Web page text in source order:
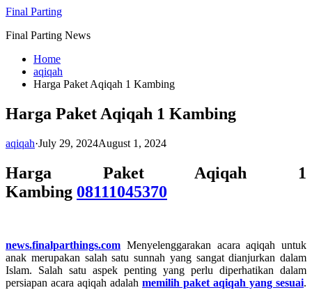
Skip
content
Final Parting
Final Parting News
Home
aqiqah
Harga Paket Aqiqah 1 Kambing
Harga Paket Aqiqah 1 Kambing
aqiqah·July 29, 2024August 1, 2024
Harga Paket Aqiqah 1
Kambing 08111045370
news.finalparthings.com Menyelenggarakan acara aqiqah untuk
anak merupakan salah satu sunnah yang sangat dianjurkan dalam
Islam. Salah satu aspek penting yang perlu diperhatikan dalam
persiapan acara aqiqah adalah memilih paket aqiqah yang sesuai.